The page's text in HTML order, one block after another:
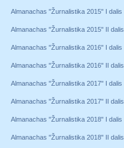
Almanachas "Žurnalistika 2015" I dalis
Almanachas "Žurnalistika 2015" II dalis
Almanachas "Žurnalistika 2016" I dalis
Almanachas "Žurnalistika 2016" II dalis
Almanachas "Žurnalistika 2017" I dalis
Almanachas "Žurnalistika 2017" II dalis
Almanachas "Žurnalistika 2018" I dalis
Almanachas "Žurnalistika 2018" II dalis